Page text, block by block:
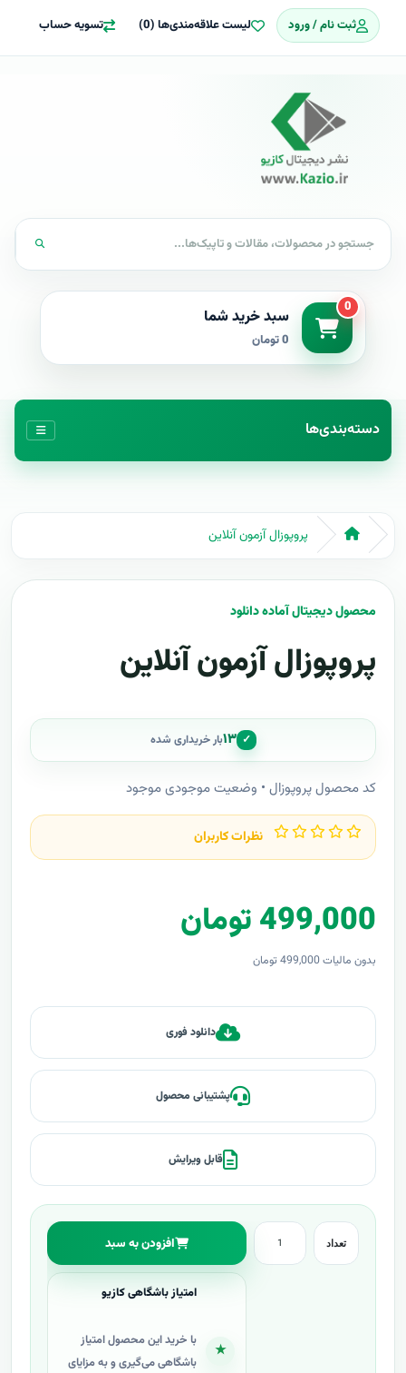
ثبت نام / ورود لیست علاقه‌مندی‌ها (0) تسویه حساب
0 سبد خرید شما
0 تومان
دسته‌بندی‌ها
پروپوزال آزمون آنلاین
محصول دیجیتال آماده دانلود
پروپوزال آزمون آنلاین
✓ ۱۳بار خریداری شده
کد محصول پروپوزال • وضعیت موجودی موجود
نظرات کاربران
499,000 تومان
بدون مالیات 499,000 تومان
دانلود فوری
پشتیبانی محصول
قابل ویرایش
تعداد افزودن به سبد
★
امتیاز باشگاهی کازیو
با خرید این محصول امتیاز
باشگاهی می‌گیری و به مزایای